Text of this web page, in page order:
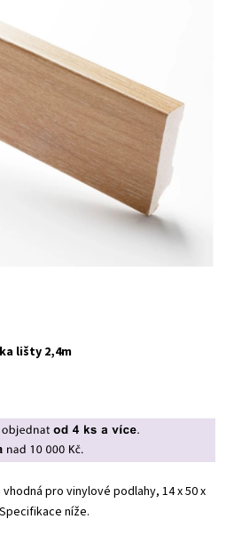
lišty 2,4m
pro vinylové podlahy, 14 x 50 x
níže.